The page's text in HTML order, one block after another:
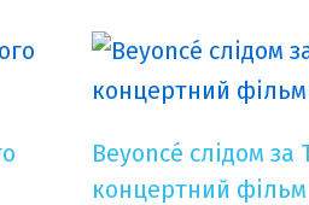
Beyoncé слідом
концертний фільм